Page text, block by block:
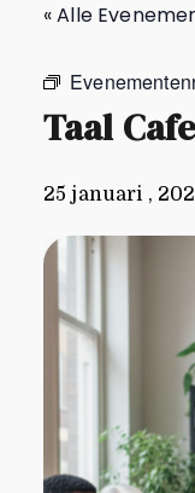
« Alle
Taal
25 januari ,